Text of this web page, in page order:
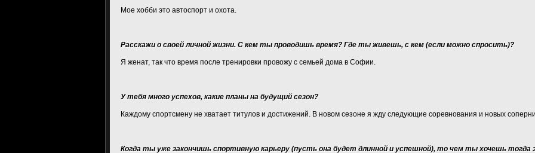
Мое хобби это автоспорт и охота.
Расскажи о своей личной жизни. С кем ты проводишь время? Где ты живешь, с кем (если можно спросить)?
Я женат, так что время после тренировки провожу с семьей дома в Софии.
У тебя много успехов, какие планы на будущий сезон?
Каждому спортсмену не хватает титулов и достижений. В новом сезоне я жду следующие соревнования и новых
Когда ты уже закончишь спортивную карьеру (пусть она будет длинной и успешной), то чем ты хочешь тогда